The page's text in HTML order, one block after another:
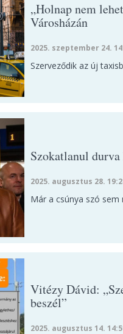
„Holnap nem
Városházán
2025. szeptember 24.
Szerveződik az új
Szokatlanul
2025. augusztus 28.
Már a csúnya szó sem
Vitézy Dávid:
beszél”
2025. augusztus 14.